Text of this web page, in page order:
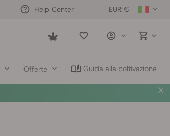
EUR €
Help Center
Saved
Offerte Guida alla coltivazione